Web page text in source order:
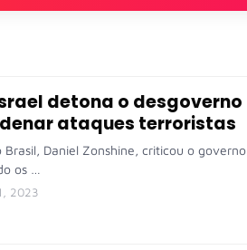
detona o desgoverno
ataques terroristas
Brasil, Daniel Zonshine, criticou o governo
os …
2023